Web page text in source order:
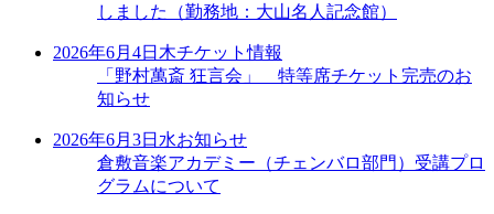
しました（勤務地：大山名人記念館）
2026年6月4日 木チケット情報
「野村萬斎 狂言会」 特等席チケット完売のお
知らせ
2026年6月3日 水お知らせ
倉敷音楽アカデミー（チェンバロ部門）受講プロ
グラムについて